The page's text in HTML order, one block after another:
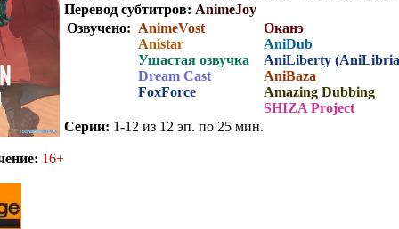
Перевод субтитров: AnimeJoy
Озвучено: AnimeVost
Anistar
Ушастая озвучка
Dream Cast
FoxForce
Оканэ
AniDub
AniLiberty
AniBaza
Amazing Dubbing
SHIZA Project
Серии: 1-12 из 12 эп. по 25 мин.
16+